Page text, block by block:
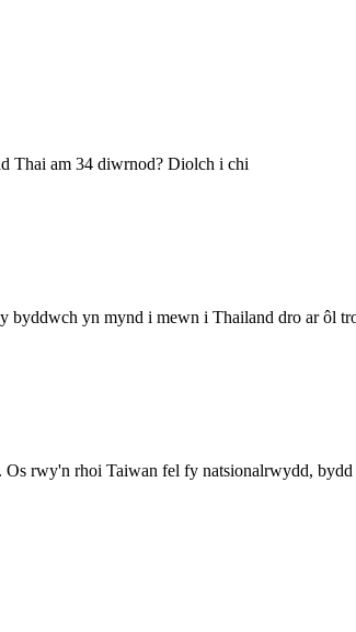
Thai am 34 diwrnod? Diolch i chi
yn mynd i mewn i Thailand dro ar ôl
rwy'n rhoi Taiwan fel fy natsionalrwydd,